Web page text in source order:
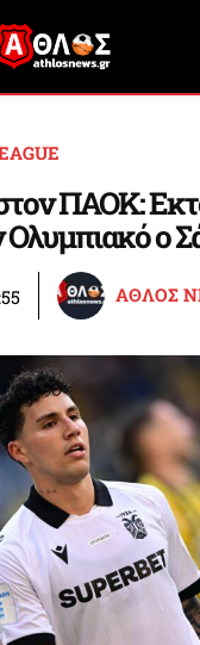
ΠΑΟΚ:
Ολυμπιακό ο
ΑΘΛΟΣ